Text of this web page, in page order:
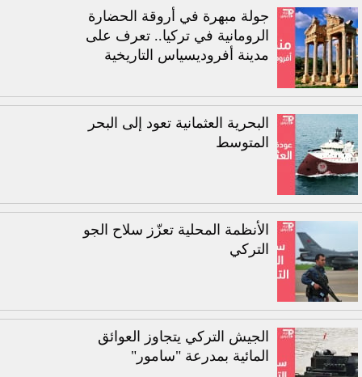
جولة مبهرة في أروقة الحضارة
الرومانية في تركيا.. تعرف على
مدينة أفروديسياس التاريخية
البحرية العثمانية تعود إلى البحر
المتوسط
الأنظمة المحلية تعزّز سلاح الجو
التركي
الجيش التركي يتجاوز العوائق
المائية بمدرعة "سامور"